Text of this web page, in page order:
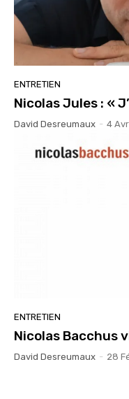
ENTRETIEN
Nicolas Jules : «
David Desreumaux - 4
ENTRETIEN
Nicolas Bacchus
David Desreumaux - 28